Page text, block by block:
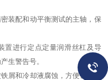
配和动平衡测试的主轴，保
进行定点定量润滑丝杠及导
生警告号。
和冷却液腐蚀，方便铁屑的